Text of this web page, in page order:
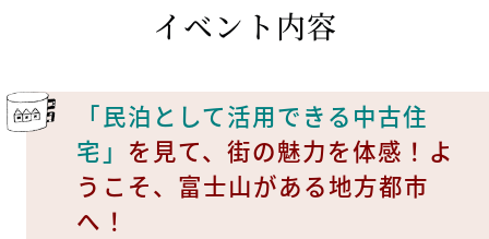
イベント内容
「民泊として活用できる中古住
宅」 を見て、街の魅力を体感！よ
うこそ、富士山がある地方都市
へ！